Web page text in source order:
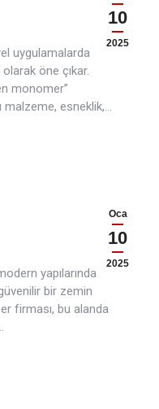
10
2025
uygulamalarda
öne çıkar.
monomer”
malzeme, esneklik,…
Oca
10
2025
yapılarında
bir zemin
firması, bu alanda